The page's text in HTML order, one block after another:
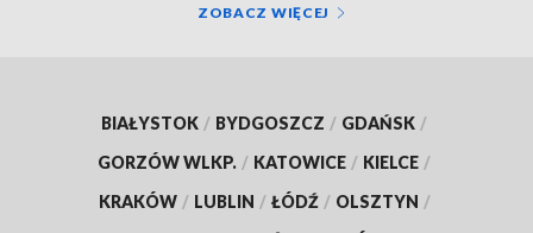
ZOBACZ WIĘCEJ
BIAŁYSTOK / BYDGOSZCZ / GDAŃSK /
GORZÓW WLKP. / KATOWICE / KIELCE /
KRAKÓW / LUBLIN / ŁÓDŹ / OLSZTYN /